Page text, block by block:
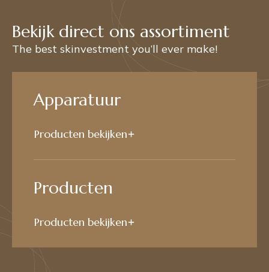
Bekijk direct ons assortiment
The best skinvestment you’ll ever make!
Apparatuur
Producten bekijken
Producten
Producten bekijken